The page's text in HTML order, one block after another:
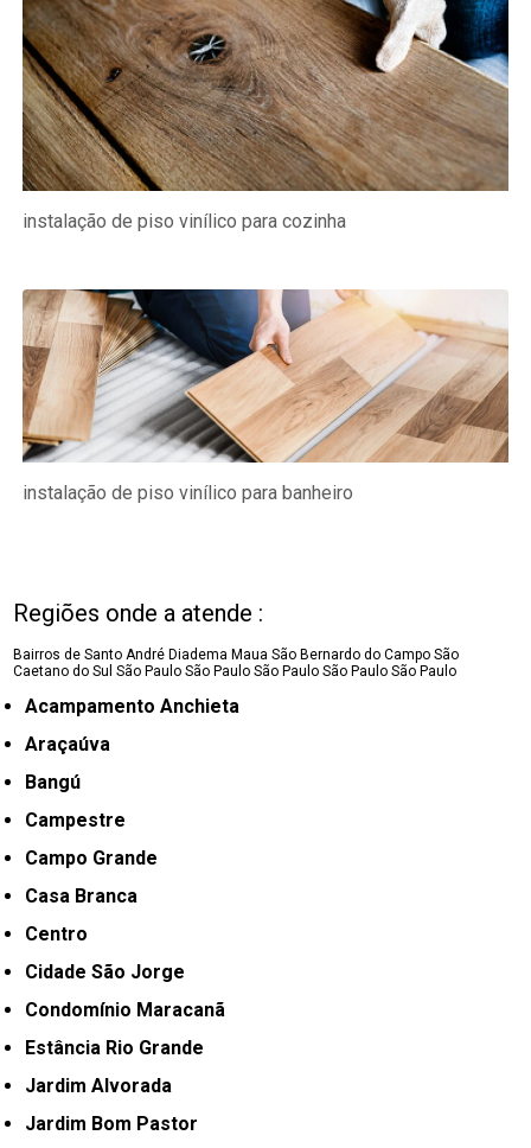
instalação de piso vinílico para cozinha
instalação de piso vinílico para banheiro
Regiões onde a atende :
Bairros de Santo André Diadema Maua São Bernardo do Campo São
Caetano do SulSão Paulo São Paulo São Paulo São Paulo São Paulo
Acampamento Anchieta
Araçaúva
Bangú
Campestre
Campo Grande
Casa Branca
Centro
Cidade São Jorge
Condomínio Maracanã
Estância Rio Grande
Jardim Alvorada
Jardim Bom Pastor